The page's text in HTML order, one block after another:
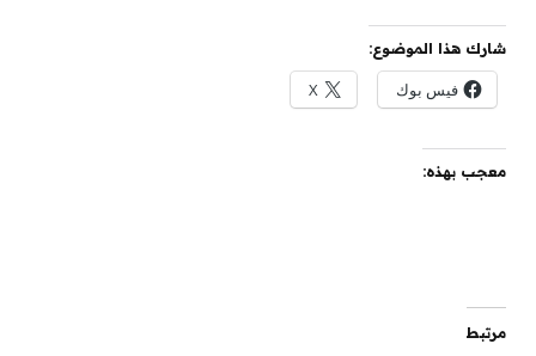
شارك هذا الموضوع:
فيس بوك X
معجب بهذه:
مرتبط